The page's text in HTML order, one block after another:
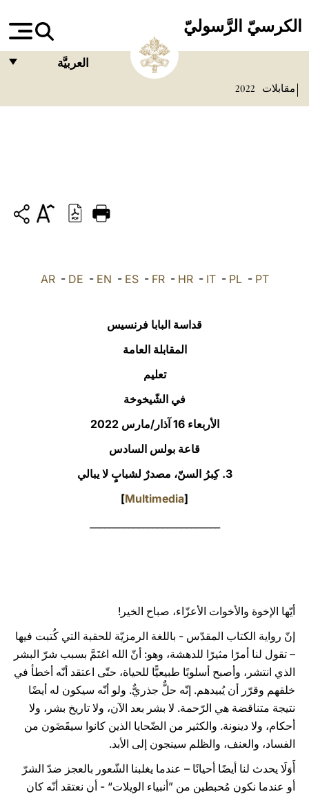
الكرسيّ الرَّسوليّ
العربيَّة
DEUTSCH
العربيّة
مقابلات 2022
AR- DE - EN - ES- FR- HR- IT- PL- PT
قداسة البابا فرنسيس
المقابلة العامة
تعليم
في الشّيخوخة
الأربعاء 16 آذار/مارس 2022‏
قاعة بولس السادس
3. كِبرُ السنّ، مصدرٌ لشبابٍ لا يبالي
[
Multimedia
]
أيّها الإخوة والأخوات الأعزّاء، صباح الخير!
إنّ رواية الكتاب المقدّس - باللغة الرمزيّة للحقبة التي كُتبت فيها
– تقول لنا أمرًا مثيرًا للدهشة، وهو: أنّ الله اغتَمَّ بسبب شرّ البشر
الذي انتشر، وأصبح أسلوبًا طبيعيًّا للحياة، حتّى اعتقد أنّه أخطأ في
خلقهم وقرّر أن يُبيدهم. إنّه حلٌّ جذريٌّ. ولو أنّه سيكون له أيضًا
نتيجة متناقضة هي الرّحمة. لا بشر بعد الآن، ولا تاريخ بشر، ولا
أحكام، ولا دينونة. والكثير من الضّحايا الذين كانوا سيقَضَون من
الفساد، والعنف، والظلم سينجون إلى الأبد.
أَوَلَا يحدث لنا أيضًا أحيانًا – عندما يغلبنا الشّعور بالعجز ضدّ الشرّ
أو عندما نكون مُحبطين من ”أنبياء الويلات“ - أن نعتقد أنّه كان